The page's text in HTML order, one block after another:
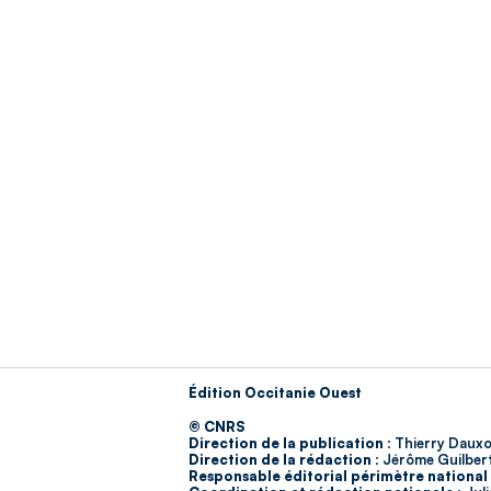
Édition Occitanie Ouest
© CNRS
Direction de la publication : Thierry
Direction de la rédaction : Jérôme
Responsable éditorial périmètre national